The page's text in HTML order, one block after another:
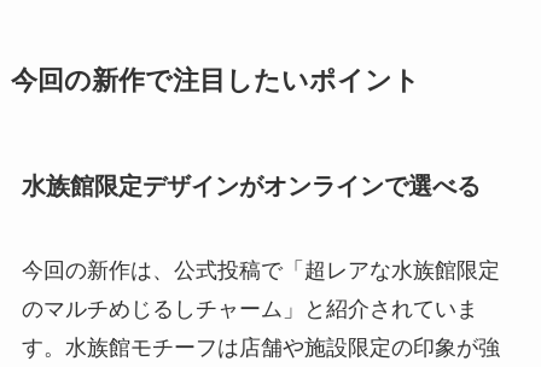
今回の新作で注目したいポイント
水族館限定デザインがオンラインで選べる
今回の新作は、公式投稿で「超レアな水族館限定
のマルチめじるしチャーム」と紹介されていま
す。水族館モチーフは店舗や施設限定の印象が強